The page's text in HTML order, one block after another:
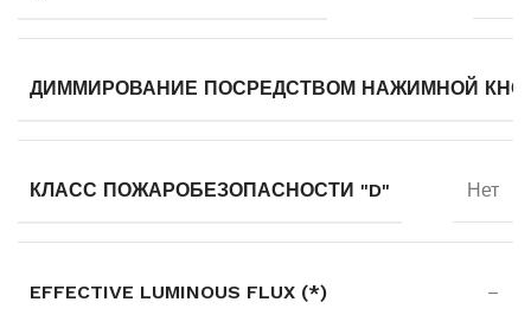
ДИММИРОВАНИЕ ПОСРЕДСТВОМ НАЖИМНОЙ
КЛАСС ПОЖАРОБЕЗОПАСНОСТИ "D" Нет
EFFECTIVE LUMINOUS FLUX (*) –